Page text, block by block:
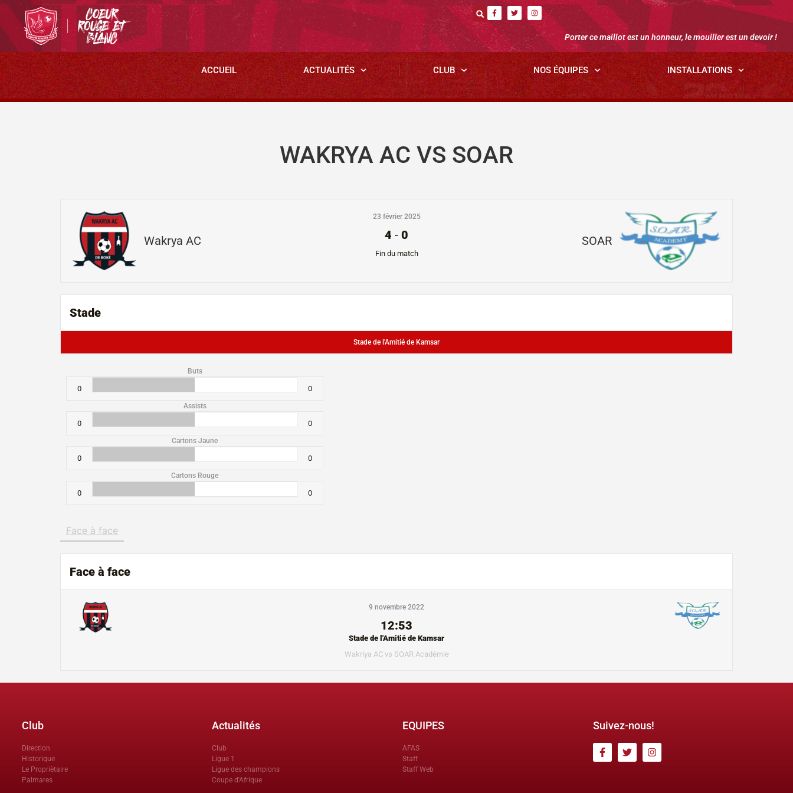
Porter ce maillot est un honneur, le mouiller est un devoir !
ACCUEIL ACTUALITÉS CLUB NOS ÉQUIPES INSTALLATIONS
WAKRYA AC VS SOAR
Wakrya AC SOAR
23 février 2025
4 - 0
Fin du match
Stade
Stade de l'Amitié de Kamsar
Buts
0 0
Assists
0 0
Cartons Jaune
0 0
Cartons Rouge
0 0
Face à face
Face à face
9 novembre 2022
12:53
Stade de l'Amitié de Kamsar
Wakriya AC vs SOAR Académie
Club
Direction
Historique
Le Propriètaire
Palmares
Actualités
Club
Ligue 1
Ligue des champions
Coupe d'Afrique
EQUIPES
AFAS
Staff
Staff Web
Suivez-nous!